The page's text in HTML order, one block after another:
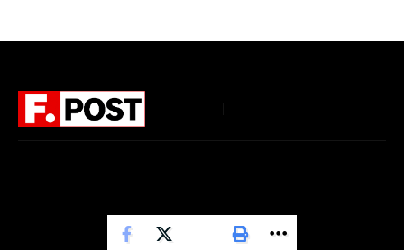
© 2026 Future Post. All Rights Reserved. Powered by Future Media News Network